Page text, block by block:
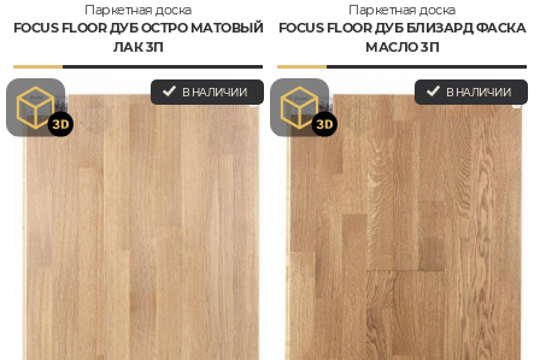
Паркетная доска
FOCUS FLOOR ДУБ ОСТРО МАТОВЫЙ
ЛАК 3П
В НАЛИЧИИ
Паркетная доска
FOCUS FLOOR ДУБ БЛИЗАРД ФАСКА
МАСЛО 3П
В НАЛИЧИИ